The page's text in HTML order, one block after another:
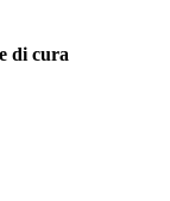
di cura